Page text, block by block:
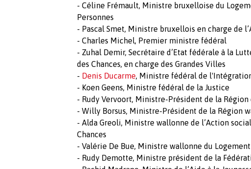
- Céline Frémault, Ministre bruxelloise du
Personnes
- Pascal Smet, Ministre bruxellois en charge de
- Charles Michel, Premier ministre fédéral
- Zuhal Demir, Secrétaire d’Etat fédérale à la
des Chances, en charge des Grandes Villes
- Denis Ducarme, Ministre fédéral de
- Koen Geens, Ministre fédéral de la Justice
- Rudy Vervoort, Ministre-Président de la
- Willy Borsus, Ministre-Président de la Région
- Alda Greoli, Ministre wallonne de l’Action
Chances
- Valérie De Bue, Ministre wallonne du Logement
- Rudy Demotte, Ministre président de la